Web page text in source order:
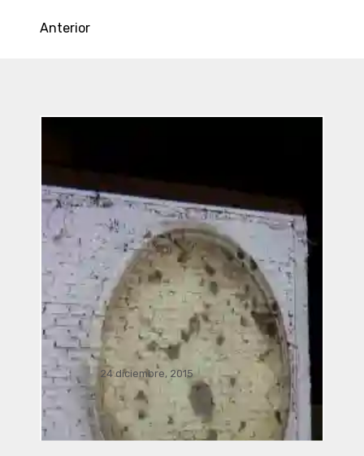
Anterior
Recientes
24 diciembre, 2015